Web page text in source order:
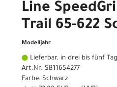
Line
Trail 65-622
Modelljahr
Lieferbar, in drei bis fünf
Art.Nr. SB11654277
Farbe: Schwarz